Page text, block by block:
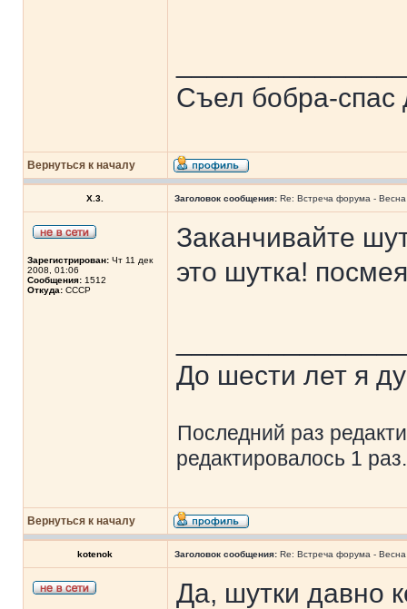
Съел бобра-спас
Вернуться к началу
X.3. Заголовок сообщения: Re: Встреча форума -
Зарегистрирован: Чт 11 дек
2008, 01:06
Сообщения: 1512
Откуда: СССР
Заканчивайте
это шутка!
До шести лет я
Последний раз
редактировалось 1 раз.
Вернуться к началу
kotenok Заголовок сообщения: Re: Встреча форума -
Да, шутки давно